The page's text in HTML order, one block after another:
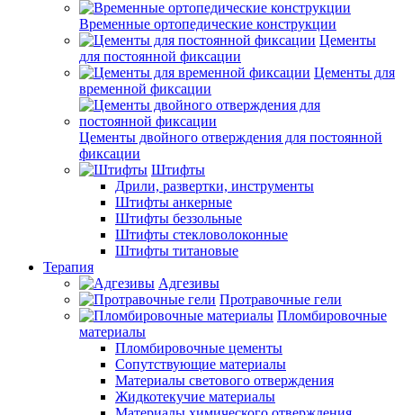
Временные ортопедические конструкции
Цементы
для постоянной фиксации
Цементы для
временной фиксации
Цементы двойного отверждения для постоянной
фиксации
Штифты
Дрили, развертки, инструменты
Штифты анкерные
Штифты беззольные
Штифты стекловолоконные
Штифты титановые
Терапия
Адгезивы
Протравочные гели
Пломбировочные
материалы
Пломбировочные цементы
Сопутствующие материалы
Материалы светового отверждения
Жидкотекучие материалы